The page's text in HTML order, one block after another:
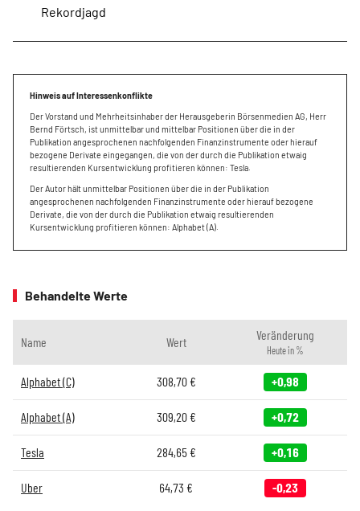
Rekordjagd
Hinweis auf Interessenkonflikte
Der Vorstand und Mehrheitsinhaber der Herausgeberin Börsenmedien AG, Herr
Bernd Förtsch, ist unmittelbar und mittelbar Positionen über die in der
Publikation angesprochenen nachfolgenden Finanzinstrumente oder hierauf
bezogene Derivate eingegangen, die von der durch die Publikation etwaig
resultierenden Kursentwicklung profitieren können: Tesla.
Der Autor hält unmittelbar Positionen über die in der Publikation
angesprochenen nachfolgenden Finanzinstrumente oder hierauf bezogene
Derivate, die von der durch die Publikation etwaig resultierenden
Kursentwicklung profitieren können: Alphabet (A).
Behandelte Werte
Name Wert Veränderung
Heute in %
Alphabet (C) 308,70€ +0,98
Alphabet (A) 309,20€ +0,72
Tesla 284,65€ +0,16
Uber 64,73 € -0,23